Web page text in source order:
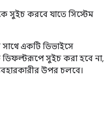
সুইচ করবে যাতে সিস্টেম
একটি ডিভাইসে
ডিফল্টরূপে সুইচ করা হবে না,
উপর চলবে।